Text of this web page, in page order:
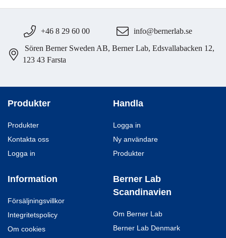
+46 8 29 60 00 info@bernerlab.se
Sören Berner Sweden AB, Berner Lab, Edsvallabacken 12,
123 43 Farsta
Produkter
Produkter
Kontakta oss
Logga in
Handla
Logga in
Ny användare
Produkter
Information
Försäljningsvillkor
Integritetspolicy
Om cookies
Berner Lab
Scandinavien
Om Berner Lab
Berner Lab Denmark